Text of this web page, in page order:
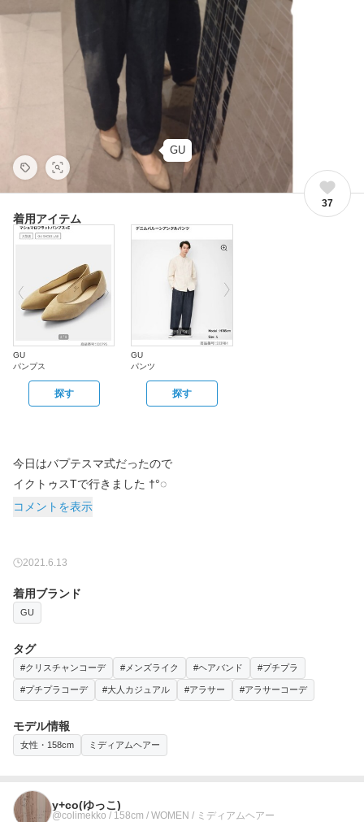
GU
37
着用アイテム
GU
パンプス
探す
GU
パンツ
探す
今日はバプテスマ式だったので
コメントを表示
2021.6.13
着用ブランド
GU
タグ
#クリスチャンコーデ #メンズライク #ヘアバンド #プチプラ
#プチプラコーデ #大人カジュアル #アラサー #アラサーコーデ
モデル情報
女性・158cm ミディアムヘアー
y+co(ゆっこ)
@colimekko / 158cm / WOMEN / ミディアムヘアー